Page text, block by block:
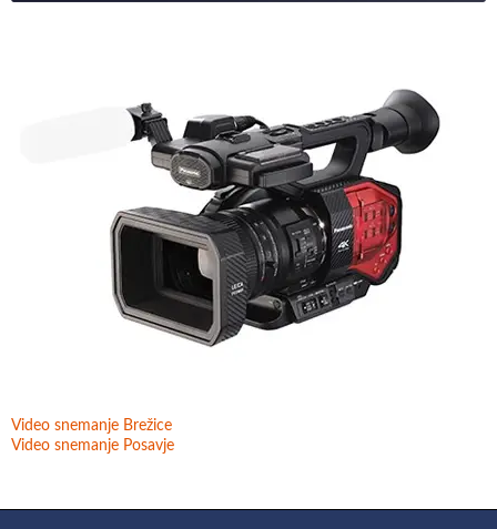
Video snemanje Brežice
Video snemanje Posavje